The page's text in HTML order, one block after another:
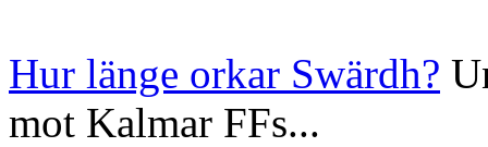
Hur länge orkar Swärdh?
mot Kalmar FFs...